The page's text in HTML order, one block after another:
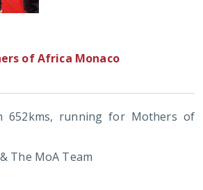
of Africa Monaco
652kms, running for Mothers of
The MoA Team